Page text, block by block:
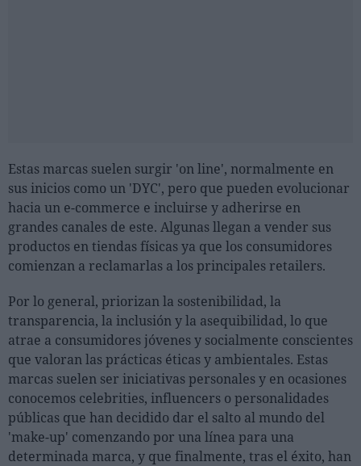
Estas marcas suelen surgir 'on line', normalmente en
sus inicios como un 'DYC', pero que pueden evolucionar
hacia un e-commerce e incluirse y adherirse en
grandes canales de este. Algunas llegan a vender sus
productos en tiendas físicas ya que los consumidores
comienzan a reclamarlas a los principales retailers.
Por lo general, priorizan la sostenibilidad, la
transparencia, la inclusión y la asequibilidad, lo que
atrae a consumidores jóvenes y socialmente conscientes
que valoran las prácticas éticas y ambientales. Estas
marcas suelen ser iniciativas personales y en ocasiones
conocemos celebrities, influencers o personalidades
públicas que han decidido dar el salto al mundo del
'make-up' comenzando por una línea para una
determinada marca, y que finalmente, tras el éxito, han